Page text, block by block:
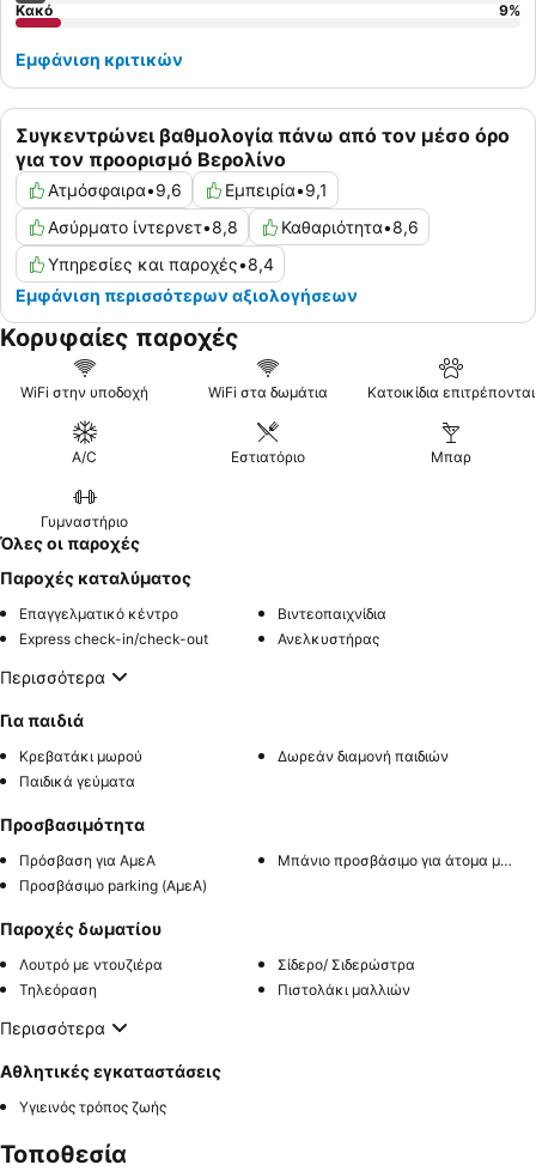
Συγκεντρώνει βαθμολογία πάνω από τον μέσο όρο
για τον προορισμό Βερολίνο
Ατμόσφαιρα•9,6 Εμπειρία•9,1
Ασύρματο ίντερνετ•8,8 Καθαριότητα•8,6
Υπηρεσίες και παροχές•8,4
Εμφάνιση περισσότερων αξιολογήσεων
Κακό
9%
Εμφάνιση κριτικών
Κορυφαίες παροχές
WiFi στην υποδοχή WiFi στα δωμάτια Κατοικίδια επιτρέπονται
A/C Εστιατόριο Μπαρ
Γυμναστήριο
Όλες οι παροχές
Παροχές καταλύματος
Επαγγελματικό κέντρο
Βιντεοπαιχνίδια
Express check-in/check-out
Ανελκυστήρας
Περισσότερα
Για παιδιά
Κρεβατάκι μωρού
Δωρεάν διαμονή παιδιών
Παιδικά γεύματα
Προσβασιμότητα
Πρόσβαση για ΑμεΑ
Μπάνιο προσβάσιμο για άτομα με αναπηρία
Προσβάσιμο parking (ΑμεΑ)
Παροχές δωματίου
Λουτρό με ντουζιέρα
Σίδερο/ Σιδερώστρα
Τηλεόραση
Πιστολάκι μαλλιών
Περισσότερα
Αθλητικές εγκαταστάσεις
Υγιεινός τρόπος ζωής
Τοποθεσία